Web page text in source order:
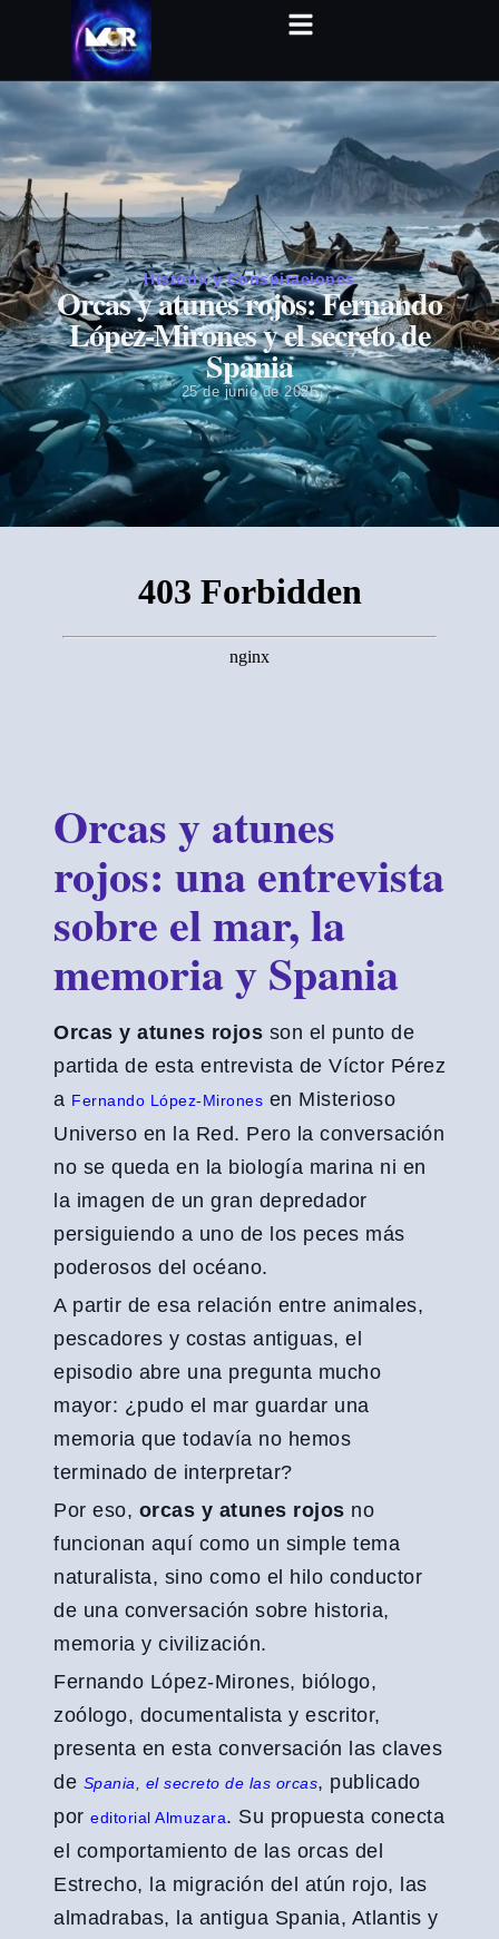
Historia y Conspiraciones
Orcas y atunes rojos: Fernando
López-Mirones y el secreto de
Spania
25 de junio de 2026
Orcas y atunes
rojos: una entrevista
sobre el mar, la
memoria y Spania
Orcas y atunes rojos son el punto de
partida de esta entrevista de Víctor Pérez
a Fernando López-Mirones en Misterioso
Universo en la Red. Pero la conversación
no se queda en la biología marina ni en
la imagen de un gran depredador
persiguiendo a uno de los peces más
poderosos del océano.
A partir de esa relación entre animales,
pescadores y costas antiguas, el
episodio abre una pregunta mucho
mayor: ¿pudo el mar guardar una
memoria que todavía no hemos
terminado de interpretar?
Por eso, orcas y atunes rojos no
funcionan aquí como un simple tema
naturalista, sino como el hilo conductor
de una conversación sobre historia,
memoria y civilización.
Fernando López-Mirones, biólogo,
zoólogo, documentalista y escritor,
presenta en esta conversación las claves
de Spania, el secreto de las orcas, publicado
por editorial Almuzara. Su propuesta conecta
el comportamiento de las orcas del
Estrecho, la migración del atún rojo, las
almadrabas, la antigua Spania, Atlantis y